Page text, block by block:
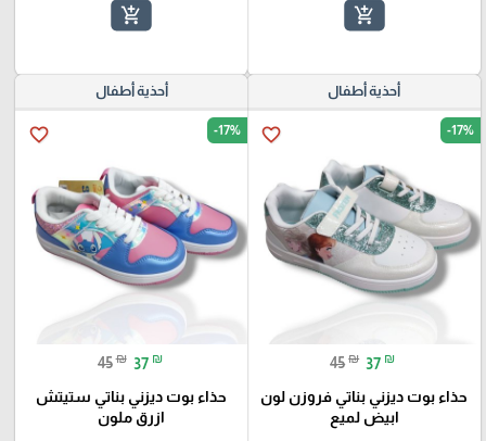
add_shopping_cart
add_shopping_cart
أحذية أطفال
favorite_border -17%
45 ₪ 37 ₪
حذاء بوت ديزني بناتي فروزن لون
ابيض لميع
أحذية أطفال
favorite_border -17%
45 ₪ 37 ₪
حذاء بوت ديزني بناتي ستيتش
ازرق ملون